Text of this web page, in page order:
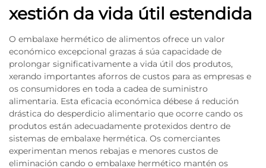
xestión da vida útil estendida
O embalaxe hermético de alimentos ofrece un valor
económico excepcional grazas á súa capacidade de
prolongar significativamente a vida útil dos produtos,
xerando importantes aforros de custos para as empresas e
os consumidores en toda a cadea de suministro
alimentaria. Esta eficacia económica débese á redución
drástica do desperdicio alimentario que ocorre cando os
produtos están adecuadamente protexidos dentro de
sistemas de embalaxe hermética. Os comerciantes
experimentan menos rebajas e menores custos de
eliminación cando o embalaxe hermético mantén os